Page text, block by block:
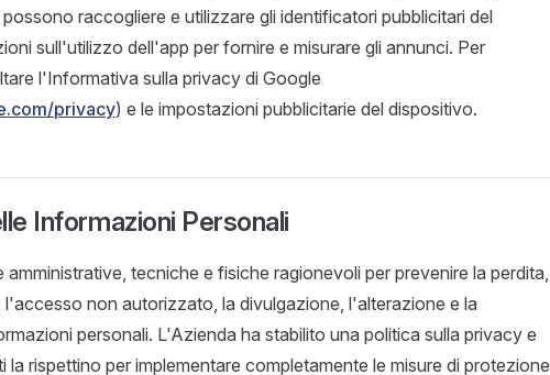
raccogliere e utilizzare gli identificatori pubblicitari del
sull'utilizzo dell'app per fornire e misurare gli annunci. Per
l'Informativa sulla privacy di Google
privacy) e le impostazioni pubblicitarie del dispositivo.
Informazioni Personali
tecniche e fisiche ragionevoli per prevenire la perdita,
non autorizzato, la divulgazione, l'alterazione e la
personali. L'Azienda ha stabilito una politica sulla privacy e
la rispettino per implementare completamente le misure di protezione